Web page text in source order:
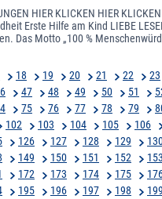
HIER KLICKEN HIER
Erste Hilfe am Kind LIEBE
Das Motto „100 %
18 19 20 21 22 23
47 48 49 50 51
75 76 77 78 79
102 103 104 105 106
126 127 128 129
149 150 151 152 153
172 173 174 175
195 196 197 198 199